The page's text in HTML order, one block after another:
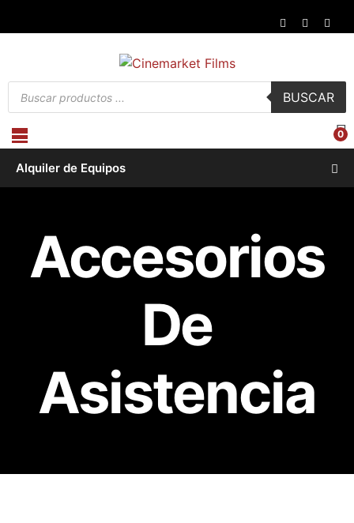
de
productos
BUSCAR
0
Alquiler de Equipos
Accesorios
De
Asistencia